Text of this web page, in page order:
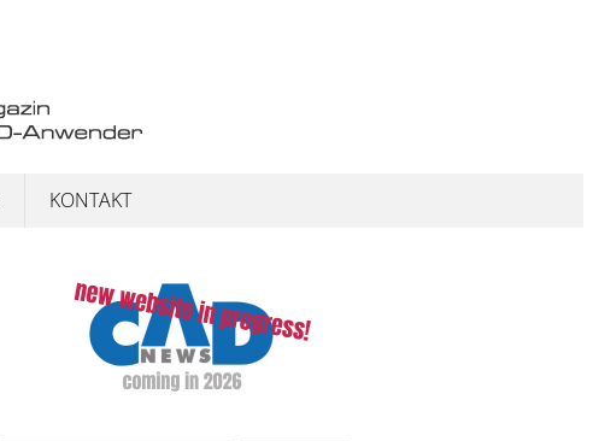
KONTAKT